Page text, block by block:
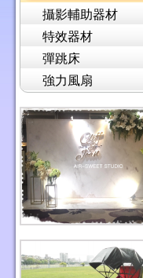
攝影輔助器材
特效器材
彈跳床
強力風扇